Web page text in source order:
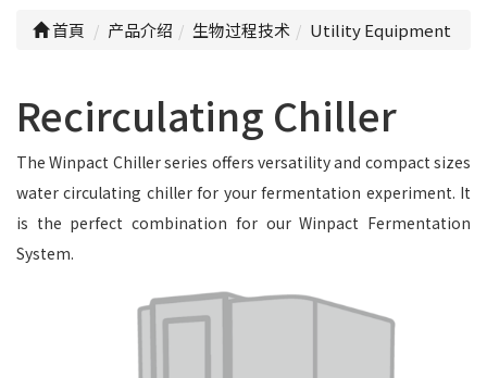
首頁 产品介绍 生物过程技术 Utility Equipment
Recirculating Chiller
The Winpact Chiller series offers versatility and compact sizes
water circulating chiller for your fermentation experiment. It
is the perfect combination for our Winpact Fermentation
System.